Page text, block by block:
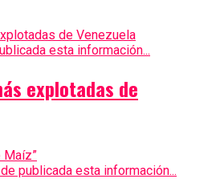
esta información...
explotadas de
publicada esta información...